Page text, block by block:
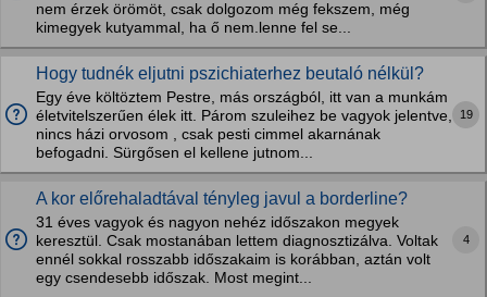
nem érzek örömöt, csak dolgozom még fekszem, még
kimegyek kutyammal, ha ő nem.lenne fel se...
Hogy tudnék eljutni pszichiaterhez beutaló nélkül?
Egy éve költöztem Pestre, más országból, itt van a munkám
életvitelszerűen élek itt. Párom szuleihez be vagyok jelentve,
nincs házi orvosom , csak pesti cimmel akarnának
befogadni. Sürgősen el kellene jutnom...
19
A kor előrehaladtával tényleg javul a borderline?
31 éves vagyok és nagyon nehéz időszakon megyek
keresztül. Csak mostanában lettem diagnosztizálva. Voltak
ennél sokkal rosszabb időszakaim is korábban, aztán volt
egy csendesebb időszak. Most megint...
4